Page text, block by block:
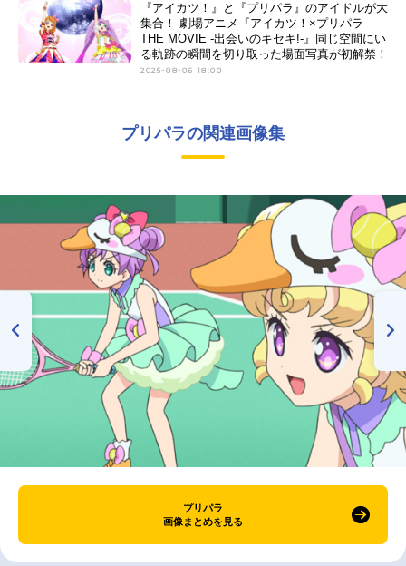
『アイカツ！』と『プリパラ』のアイドルが大
集合！ 劇場アニメ『アイカツ！×プリパラ
THE MOVIE -出会いのキセキ!-』同じ空間にい
る軌跡の瞬間を切り取った場面写真が初解禁！
2025-08-06 18:00
プリパラの関連画像集
プリパラ
画像まとめを見る